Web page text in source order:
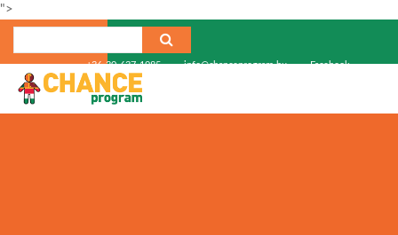
">
+36-30-637-1985 info@chanceprogram.hu Facebook